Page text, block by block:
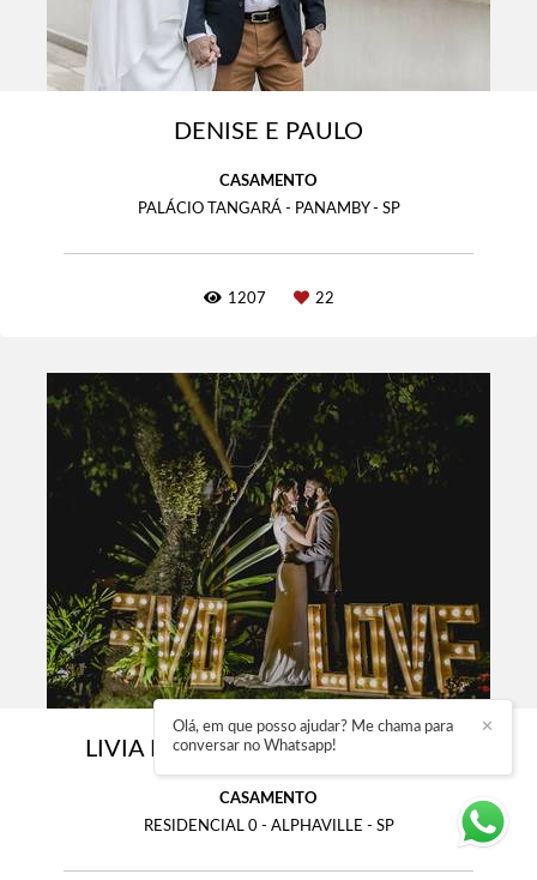
DENISE E PAULO
CASAMENTO
PALÁCIO TANGARÁ - PANAMBY - SP
1207 22
LIVIA E ANDRÉ - MINI WEDDING
CASAMENTO
RESIDENCIAL 0 - ALPHAVILLE - SP
✕
Olá, em que posso ajudar? Me chama para
conversar no Whatsapp!